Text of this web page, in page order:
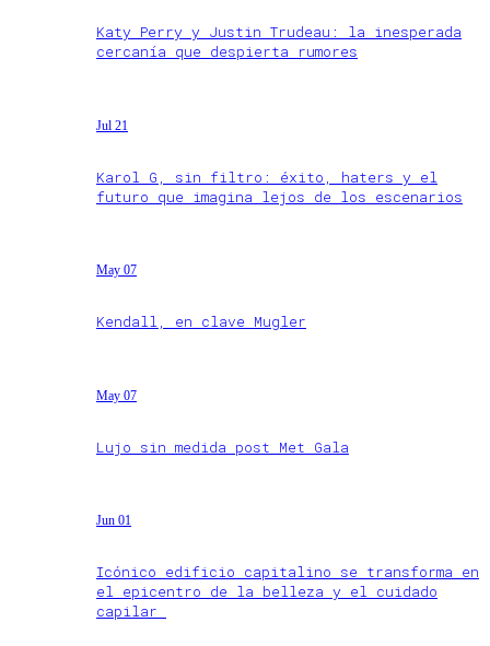
Katy Perry y Justin Trudeau: la inesperada
cercanía que despierta rumores
Jul 21
Karol G, sin filtro: éxito, haters y el
futuro que imagina lejos de los escenarios
May 07
Kendall, en clave Mugler
May 07
Lujo sin medida post Met Gala
Jun 01
Icónico edificio capitalino se transforma en
el epicentro de la belleza y el cuidado
capilar